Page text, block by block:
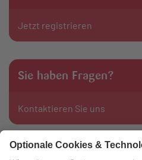
Jetzt registrieren
Sie haben Fragen?
Kontaktieren Sie uns